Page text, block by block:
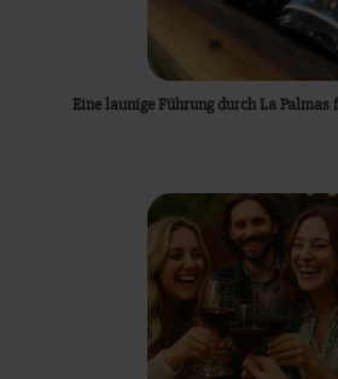
Eine launige Führung durch La Palmas